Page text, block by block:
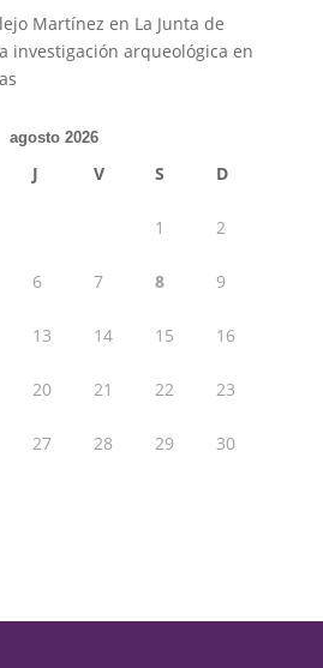
Martínez en La Junta de
investigación arqueológica en
agosto 2026
J V S D
1 2
6 7 8 9
13 14 15 16
20 21 22 23
27 28 29 30